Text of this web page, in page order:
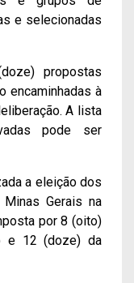
e selecionadas
propostas
encaminhadas à
A lista
pode ser
a eleição dos
Gerais na
por 8 (oito)
e 12 (doze) da